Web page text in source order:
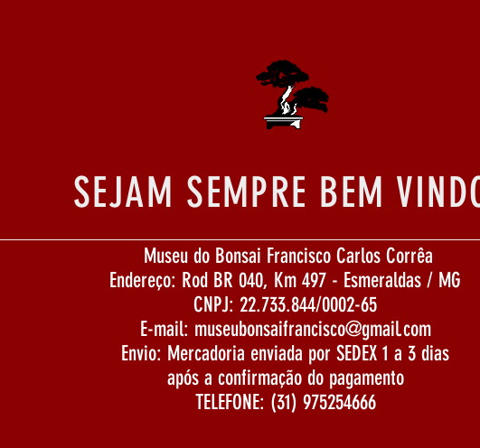
SEJAM SEMPRE BEM
Museu do Bonsai Francisco Carlos Corrêa
Endereço: Rod BR 040, Km 497 - Esmeraldas / MG
CNPJ: 22.733.844/0002-65
E-mail: museubonsaifrancisco@gmail.com
Envio: Mercadoria enviada por SEDEX 1 a 3 dias
após a confirmação do pagamento
TELEFONE: (31) 975254666